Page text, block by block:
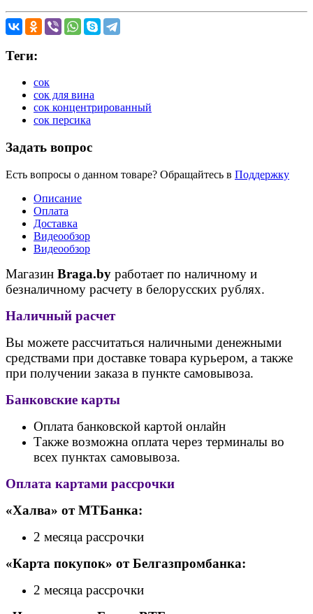
Теги:
сок
сок для вина
сок концентрированный
сок персика
Задать вопрос
Есть вопросы о данном товаре? Обращайтесь в Поддержку
Описание
Оплата
Доставка
Видеообзор
Видеообзор
Магазин Braga.by работает по наличному и
безналичному расчету в белорусских рублях.
Наличный расчет
Вы можете рассчитаться наличными денежными
средствами при доставке товара курьером, а также
при получении заказа в пункте самовывоза.
Банковские карты
Оплата банковской картой онлайн
Также возможна оплата через терминалы во
всех пунктах самовывоза.
Оплата картами рассрочки
«Халва» от МТБанка:
2 месяца рассрочки
«Карта покупок» от Белгазпромбанка:
2 месяца рассрочки